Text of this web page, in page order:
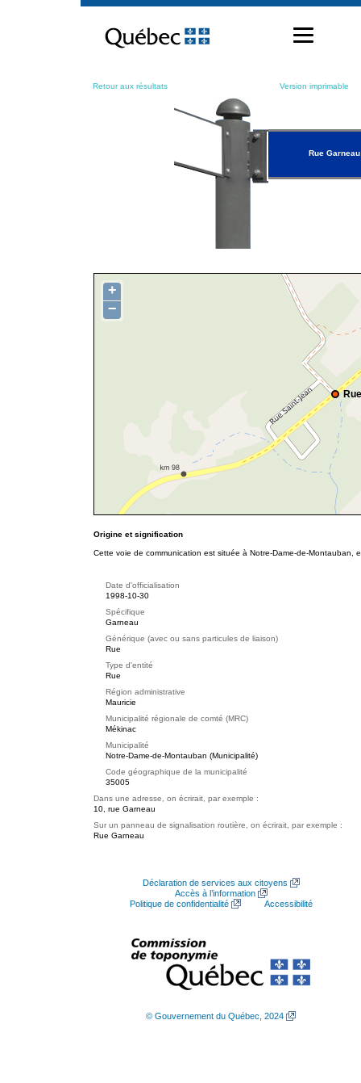
contenu
Retour aux résultats Version imprimable
Rue Garneau
+
−
Origine et signification
Cette voie de communication est située à Notre-Dame-de-Montauban,
Date d'officialisation
1998-10-30
Spécifique
Garneau
Générique (avec ou sans particules de liaison)
Rue
Type d'entité
Rue
Région administrative
Mauricie
Municipalité régionale de comté (MRC)
Mékinac
Municipalité
Notre-Dame-de-Montauban (Municipalité)
Code géographique de la municipalité
35005
Dans une adresse, on écrirait, par exemple :
10, rue Garneau
Sur un panneau de signalisation routière, on écrirait, par exemple :
Rue Garneau
Déclaration de services aux citoyens
Accès à l’information
Politique de confidentialité
Accessibilité
© Gouvernement du Québec, 2024